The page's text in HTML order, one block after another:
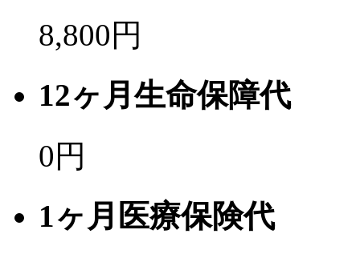
8,800円
12ヶ月生命保障代
0円
1ヶ月医療保険代